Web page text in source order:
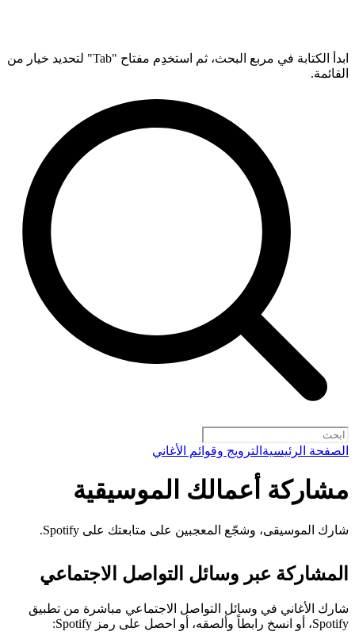
ابدأ الكتابة في مربع البحث، ثم استخدِم مفتاح "Tab" لتحديد خيار من
القائمة.
الصفحة الرئيسية الترويج وقوائم الأغاني
مشاركة أعمالك الموسيقية
شارك الموسيقى، وشجّع المعجبين على متابعتك على Spotify.
المشاركة عبر وسائل التواصل الاجتماعي
شارك الأغاني في وسائل التواصل الاجتماعي مباشرة من تطبيق
Spotify، أو انسخ رابطاً وألصقه، أو احصل على رمز Spotify: